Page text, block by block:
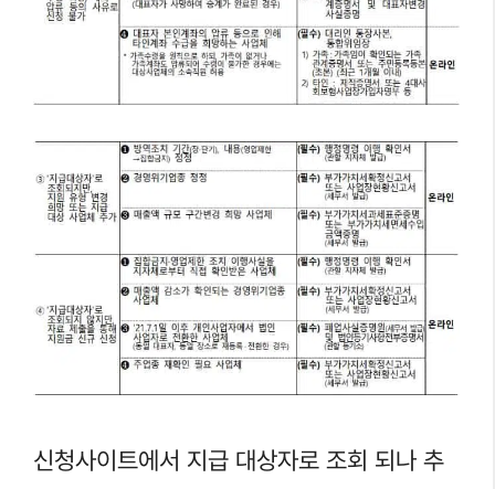
신청사이트에서 지급 대상자로 조회 되나 추